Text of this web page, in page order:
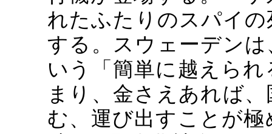
れたふたりのスパイ
する。スウェーデン
いう「簡単に越えら
まり、金さえあれば
む、運び出すことが